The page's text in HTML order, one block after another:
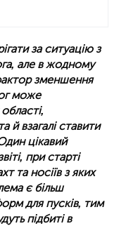
за ситуацію з
але в жодному
зменшення
може
взагалі ставити
цікавий
при старті
та носіїв з яких
є більш
для пусків, тим
підбиті в